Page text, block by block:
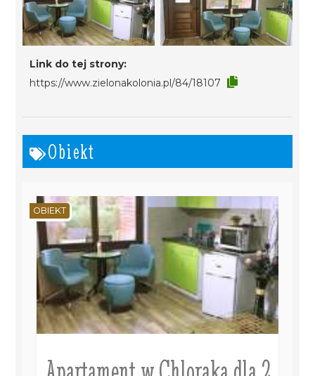
Link do tej strony:
https://www.zielonakolonia.pl/84/18107
Obiekt
OBIEKT